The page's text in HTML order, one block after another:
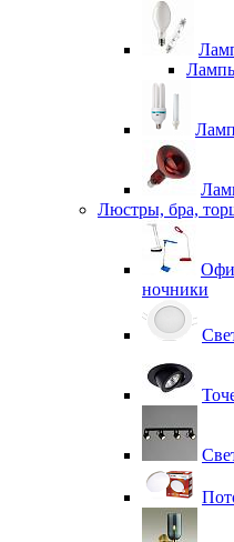
Люстры, бра,
ночники